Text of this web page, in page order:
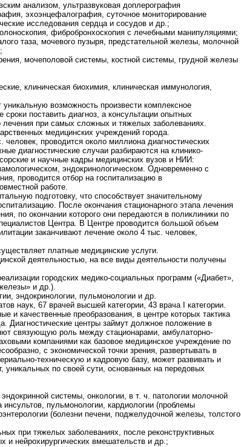
анализом, ультразвуковая доплерография
эхоэнцефалография, суточное мониторирование
исследования сердца и сосудов и др.;
фибробронхоскопия с лечебными манипуляциями;
таза, мочевого пузыря, предстательной железы, молочной
мочеполовой системы, костной системы, грудной железы
клиническая биохимия, клиническая иммунология,
уникальную возможность произвести комплексное
поставить диагноз, а консультации опытных
лечения при самых сложных и тяжелых заболеваниях.
медицинских учреждений города.
проводится около миллиона диагностических
диагностические случаи разбираются на клинико-
и научные кадры медицинских вузов и НИИ:
эндокринологическом. Одновременно с
проводится отбор на госпитализацию в
работе.
подготовку, что способствует значительному
После окончания стационарного этапа лечения
по окончании которого они передаются в поликлиники по
Центра. В Центре проводится большой объем
заканчивают лечение около 4 тыс. человек,
платные медицинские услуги.
деятельностью, на все виды деятельности получены
городских медико-социальных программ («Диабет»,
и др.).
эндокринологии, пульмонологии и др.
наук, 67 врачей высшей категории, 43 врача I категории.
и качественные преобразования, в центре которых тактика
Диагностические центры займут должное положение в
связующую роль между стационарами, амбулаторно-
компаниями как базовое медицинское учреждение по
с экономической точки зрения, развертывать в
техническую и кадровую базу, может развивать и
уникальных по своей сути, основанных на передовых
системы, онкологии, в т. ч. патологии молочной
пульмонологии, кардиологии (проблемы
(болезни печени, поджелудочной железы, толстого
при тяжелых заболеваниях, после реконструктивных
и нейрохирургических вмешательств и др.;